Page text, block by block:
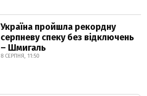
Україна пройшла рекордну
серпневу спеку без відключень
– Шмигаль
8 СЕРПНЯ, 11:50